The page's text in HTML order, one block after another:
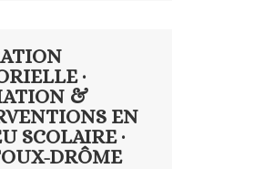
·
&
EN
SCOLAIRE ·
DRÔME